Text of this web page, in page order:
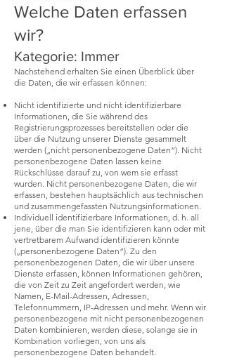
Welche Daten erfassen
wir?
Kategorie: Immer
Nachstehend erhalten Sie einen Überblick über
die Daten, die wir erfassen können:
Nicht identifizierte und nicht identifizierbare
Informationen, die Sie während des
Registrierungsprozesses bereitstellen oder die
über die Nutzung unserer Dienste gesammelt
werden („nicht personenbezogene Daten“). Nicht
personenbezogene Daten lassen keine
Rückschlüsse darauf zu, von wem sie erfasst
wurden. Nicht personenbezogene Daten, die wir
erfassen, bestehen hauptsächlich aus technischen
und zusammengefassten Nutzungsinformationen.
Individuell identifizierbare Informationen, d. h. all
jene, über die man Sie identifizieren kann oder mit
vertretbarem Aufwand identifizieren könnte
(„personenbezogene Daten“). Zu den
personenbezogenen Daten, die wir über unsere
Dienste erfassen, können Informationen gehören,
die von Zeit zu Zeit angefordert werden, wie
Namen, E-Mail-Adressen, Adressen,
Telefonnummern, IP-Adressen und mehr. Wenn wir
personenbezogene mit nicht personenbezogenen
Daten kombinieren, werden diese, solange sie in
Kombination vorliegen, von uns als
personenbezogene Daten behandelt.